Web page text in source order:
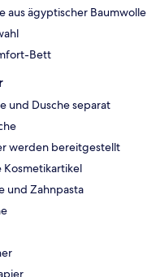
aus ägyptischer Baumwolle
Bett
und Dusche separat
werden bereitgestellt
Kosmetikartikel
und Zahnpasta